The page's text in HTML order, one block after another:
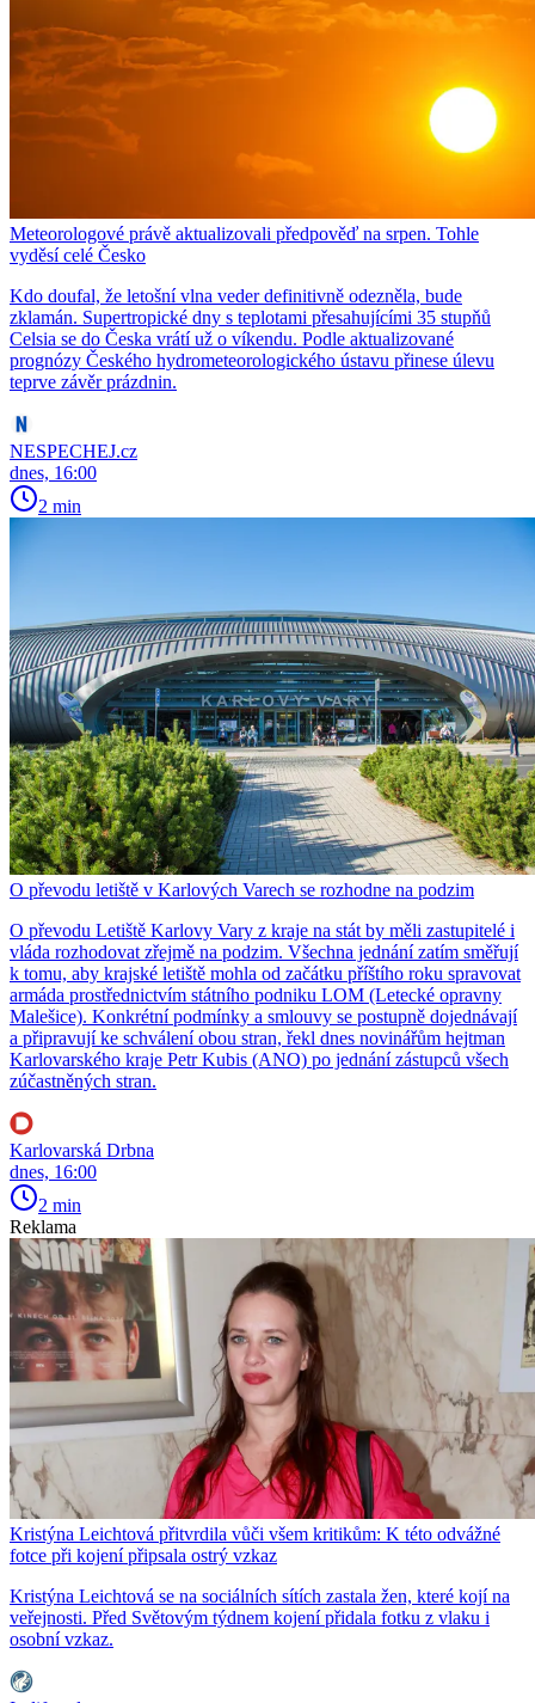
Meteorologové právě aktualizovali předpověď na srpen. Tohle
vyděsí celé Česko
Kdo doufal, že letošní vlna veder definitivně odezněla, bude
zklamán. Supertropické dny s teplotami přesahujícími 35 stupňů
Celsia se do Česka vrátí už o víkendu. Podle aktualizované
prognózy Českého hydrometeorologického ústavu přinese úlevu
teprve závěr prázdnin.
NESPECHEJ.cz
dnes, 16:00
2 min
O převodu letiště v Karlových Varech se rozhodne na podzim
O převodu Letiště Karlovy Vary z kraje na stát by měli zastupitelé i
vláda rozhodovat zřejmě na podzim. Všechna jednání zatím směřují
k tomu, aby krajské letiště mohla od začátku příštího roku spravovat
armáda prostřednictvím státního podniku LOM (Letecké opravny
Malešice). Konkrétní podmínky a smlouvy se postupně dojednávají
a připravují ke schválení obou stran, řekl dnes novinářům hejtman
Karlovarského kraje Petr Kubis (ANO) po jednání zástupců všech
zúčastněných stran.
Karlovarská Drbna
dnes, 16:00
2 min
Reklama
Kristýna Leichtová přitvrdila vůči všem kritikům: K této odvážné
fotce při kojení připsala ostrý vzkaz
Kristýna Leichtová se na sociálních sítích zastala žen, které kojí na
veřejnosti. Před Světovým týdnem kojení přidala fotku z vlaku i
osobní vzkaz.